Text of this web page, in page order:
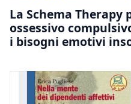
La Schema Therapy
ossessivo
i bisogni emotivi